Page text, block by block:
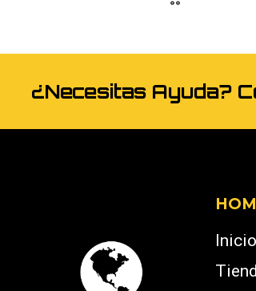
¿Necesitas Ayuda?
Inicio